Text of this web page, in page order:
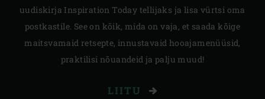
uudiskirja Inspiration Today tellijaks ja lisa vürtsi oma
postkastile. See on kõik, mida on vaja, et saada kõige
maitsvamaid retsepte, innustavaid hooajamenüüsid,
praktilisi nõuandeid ja palju muud!
LIITU